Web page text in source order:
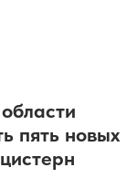
пять новых